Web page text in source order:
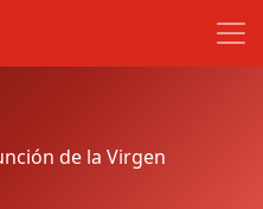
de la Virgen